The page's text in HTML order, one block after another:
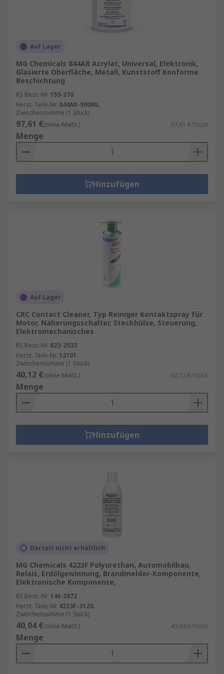
sie den Einschluss von Verunreinigungen.
Auf Lager
MG Chemicals 844AR Acrylat, Universal, Elektronik,
Glasierte Oberfläche, Metall, Kunststoff Konforme
Beschichtung
RS Best.-Nr. 159-270
Herst. Teile-Nr. 844AR-900ML
Zwischensumme (1 Stück)
97,61 €(ohne MwSt.) 97,61 €/Stück
Menge
Hinzufügen
Auf Lager
CRC Contact Cleaner, Typ Reiniger Kontaktspray für
Motor, Näherungsschalter, Steckhülse, Steuerung,
Elektromechanisches
RS Best.-Nr. 823-2533
Herst. Teile-Nr. 12101
Zwischensumme (1 Stück)
40,12 €(ohne MwSt.) 40,12 €/Stück
Menge
Hinzufügen
Derzeit nicht erhältlich
MG Chemicals 4223F Polyurethan, Automobilbau,
Relais, Erdölgewinnung, Brandmelder-Komponente,
Elektronische Komponente,
RS Best.-Nr. 146-2872
Herst. Teile-Nr. 4223F-312G
Zwischensumme (1 Stück)
40,04 €(ohne MwSt.) 40,04 €/Stück
Menge